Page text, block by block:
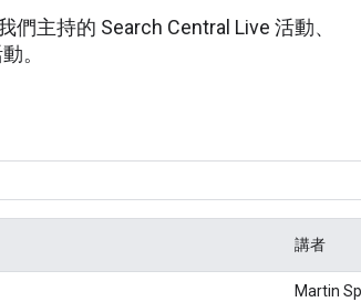
主持的 Search Central Live 活動、
。
講者
Martin